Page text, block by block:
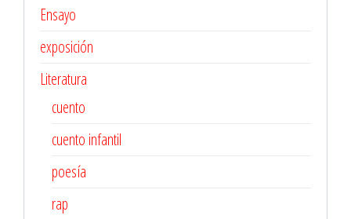
Ensayo
exposición
Literatura
cuento
cuento infantil
poesía
rap